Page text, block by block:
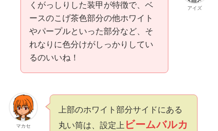
アイズ
くがっしりした装甲が特徴で、ベ
ースのこげ茶色部分の他ホワイト
やパープルといった部分など、そ
れなりに色分けがしっかりしてい
るのいいね！
マカセ
上部のホワイト部分サイドにある
丸い筒は、設定上 ビームバルカ